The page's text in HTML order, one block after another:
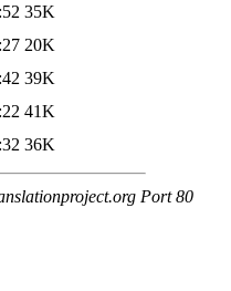
35K
20K
39K
41K
36K
Port 80